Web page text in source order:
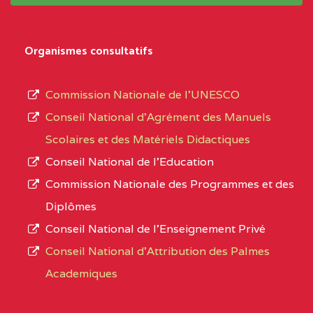
D'ENSEIGNEMENT
PROFESSIONNEL
(CEGEP) STE FOI BP
:4740 YAOUNDE
CENTRE
COLLEGE PANAFRICAIN
DE L'EXCELLENCE BP
CENTRE
COLLEGE PRIVE
type
L’offre
d’éducation
de
Organismes consultatifs
Commission Nationale de l’UNESCO
Conseil National d’Agrément des Manuels
Scolaires et des Matériels Didactiques
Conseil National de l’Education
Commission Nationale des Programmes et des
Diplômes
Conseil National de l’Enseignement Privé
Conseil National d'Attribution des Palmes
Academiques